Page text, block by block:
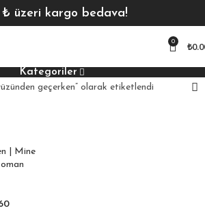
₺ üzeri kargo bedava!
0 ₺
Kategoriler
geçerken” olarak etiketlendi
| Mine